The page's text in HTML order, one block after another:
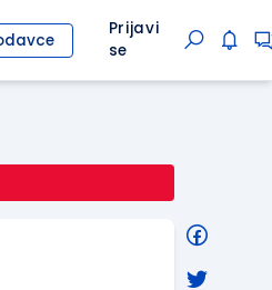
Prijavi
se